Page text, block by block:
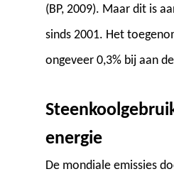
(BP, 2009). Maar dit is
sinds 2001. Het
ongeveer 0,3% bij aan
energie
De mondiale emissies